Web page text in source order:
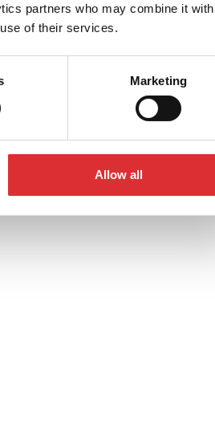
partners who may combine it with
of their services.
Marketing
Allow all